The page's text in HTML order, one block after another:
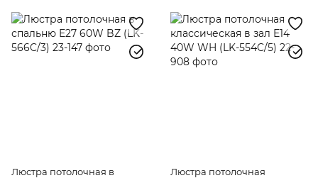
Люстра потолочная в
Люстра потолочная